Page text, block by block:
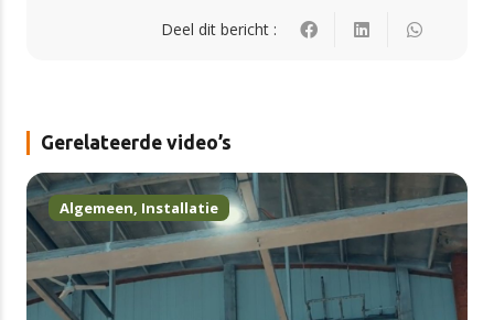
Deel dit bericht :
Gerelateerde video’s
Algemeen, Installatie